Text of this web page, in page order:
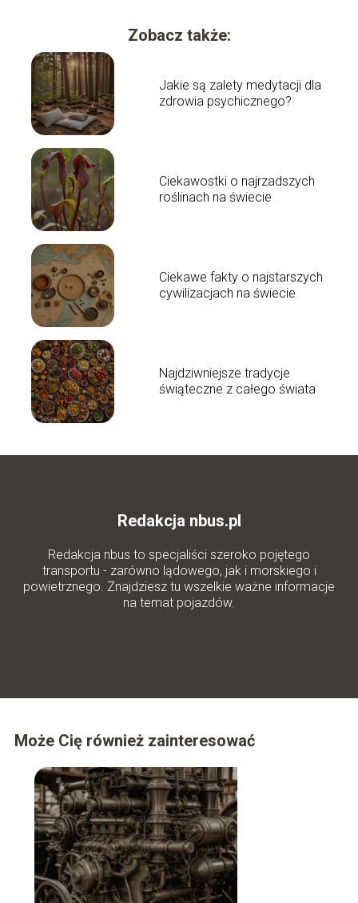
Zobacz także:
Jakie są zalety medytacji dla
zdrowia psychicznego?
Ciekawostki o najrzadszych
roślinach na świecie
Ciekawe fakty o najstarszych
cywilizacjach na świecie
Najdziwniejsze tradycje
świąteczne z całego świata
Redakcja nbus.pl
Redakcja nbus to specjaliści szeroko pojętego
transportu - zarówno lądowego, jak i morskiego i
powietrznego. Znajdziesz tu wszelkie ważne informacje
na temat pojazdów.
Może Cię również zainteresować